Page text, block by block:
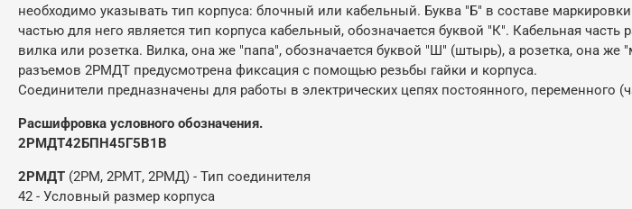
необходимо указывать тип корпуса: блочный или кабельный. Буква "Б" в составе
частью для него является тип корпуса кабельный, обозначается буквой "К". Кабельная
вилка или розетка. Вилка, она же "папа", обозначается буквой "Ш" (штырь), а розетка, она
разъемов 2РМДТ предусмотрена фиксация с помощью резьбы гайки и корпуса.
Соединители предназначены для работы в электрических цепях постоянного, переменного
Расшифровка условного обозначения.
2РМДТ42БПН45Г5В1В
2РМДТ (2РМ, 2РМТ, 2РМД) - Тип соединителя
42 - Условный размер корпуса